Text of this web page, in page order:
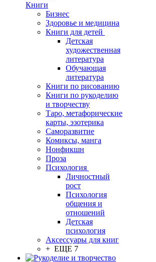
Книги
Бизнес
Здоровье и медицина
Книги для детей
Детская
художественная
литература
Обучающая
литература
Книги по рисованию
Книги по рукоделию
и творчеству
Таро, метафорические
карты, эзотерика
Саморазвитие
Комиксы, манга
Нонфикшн
Проза
Психология
Личностный
рост
Психология
общения и
отношений
Детская
психология
Аксессуары для книг
+ ЕЩЕ 7